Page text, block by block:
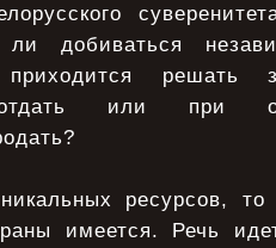
добиваться
приходится
отдать или при
ресурсов,
имеется. Речь